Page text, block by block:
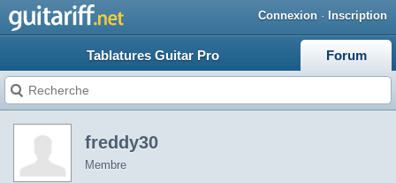
Connexion · Inscription
Tablatures Guitar Pro Forum
freddy30
Membre